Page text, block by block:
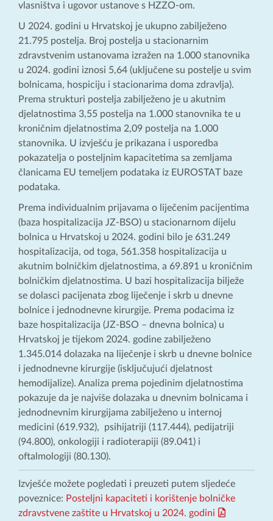
vlasništva i ugovor ustanove s HZZO-om.
U 2024. godini u Hrvatskoj je ukupno zabilježeno
21.795 postelja. Broj postelja u stacionarnim
zdravstvenim ustanovama izražen na 1.000 stanovnika
u 2024. godini iznosi 5,64 (uključene su postelje u svim
bolnicama, hospiciju i stacionarima doma zdravlja).
Prema strukturi postelja zabilježeno je u akutnim
djelatnostima 3,55 postelja na 1.000 stanovnika te u
kroničnim djelatnostima 2,09 postelja na 1.000
stanovnika. U izvješću je prikazana i usporedba
pokazatelja o posteljnim kapacitetima sa zemljama
članicama EU temeljem podataka iz EUROSTAT baze
podataka.
Prema individualnim prijavama o liječenim pacijentima
(baza hospitalizacija JZ-BSO) u stacionarnom dijelu
bolnica u Hrvatskoj u 2024. godini bilo je 631.249
hospitalizacija, od toga, 561.358 hospitalizacija u
akutnim bolničkim djelatnostima, a 69.891 u kroničnim
bolničkim djelatnostima. U bazi hospitalizacija bilježe
se dolasci pacijenata zbog liječenje i skrb u dnevne
bolnice i jednodnevne kirurgije. Prema podacima iz
baze hospitalizacija (JZ-BSO – dnevna bolnica) u
Hrvatskoj je tijekom 2024. godine zabilježeno
1.345.014 dolazaka na liječenje i skrb u dnevne bolnice
i jednodnevne kirurgije (isključujući djelatnost
hemodijalize). Analiza prema pojedinim djelatnostima
pokazuje da je najviše dolazaka u dnevnim bolnicama i
jednodnevnim kirurgijama zabilježeno u internoj
medicini (619.932), psihijatriji (117.444), pedijatriji
(94.800), onkologiji i radioterapiji (89.041) i
oftalmologiji (80.130).
Izvješće možete pogledati i preuzeti putem sljedeće
poveznice: Posteljni kapaciteti i korištenje bolničke
zdravstvene zaštite u Hrvatskoj u 2024. godini